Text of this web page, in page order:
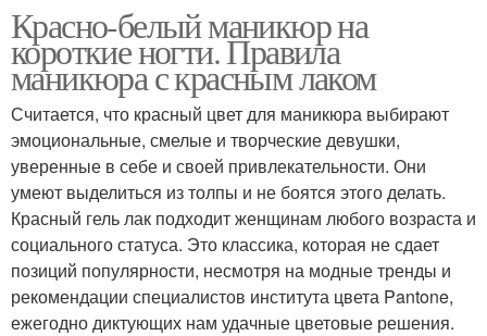
французский маникюр
Красно-белый маникюр на
короткие ногти. Правила
маникюра с красным лаком
Считается, что красный цвет для маникюра выбирают
эмоциональные, смелые и творческие девушки,
уверенные в себе и своей привлекательности. Они
умеют выделиться из толпы и не боятся этого делать.
Красный гель лак подходит женщинам любого возраста и
социального статуса. Это классика, которая не сдает
позиций популярности, несмотря на модные тренды и
рекомендации специалистов института цвета Pantone,
ежегодно диктующих нам удачные цветовые решения.